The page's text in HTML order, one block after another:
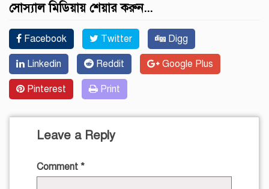
সোস্যাল মিডিয়ায় শেয়ার করুন...
Facebook Twitter Digg
Linkedin Reddit Google Plus
Pinterest Print
Leave a Reply
Comment *